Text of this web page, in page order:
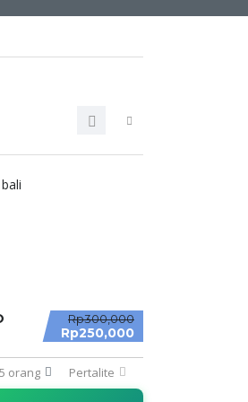
Rp300,000
Rp250,000
5 orang Pertalite